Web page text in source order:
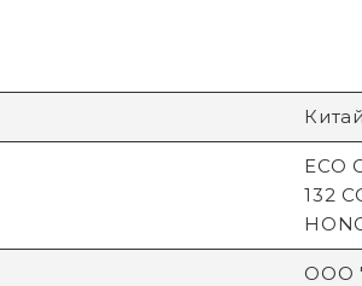
ECO
132
ООО